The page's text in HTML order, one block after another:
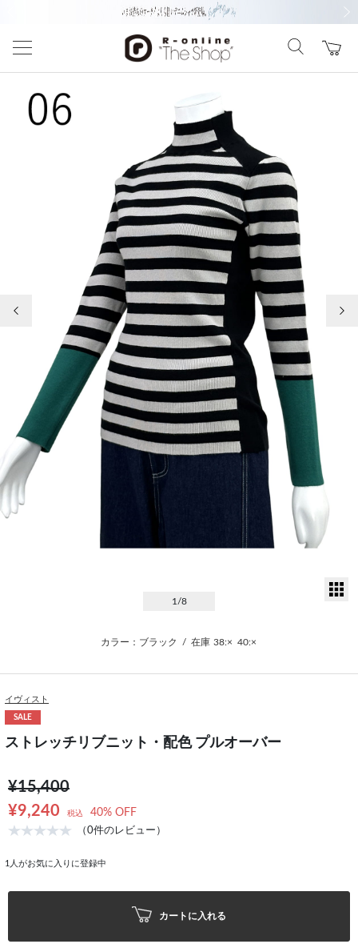
1 /8
カラー：ブラック / 在庫 38:× 40:×
イヴィスト
SALE
ストレッチリブニット・配色 プルオーバー
¥15,400
¥9,240
税込 40% OFF
（0件のレビュー）
1 人がお気に入りに登録中
カートに入れる